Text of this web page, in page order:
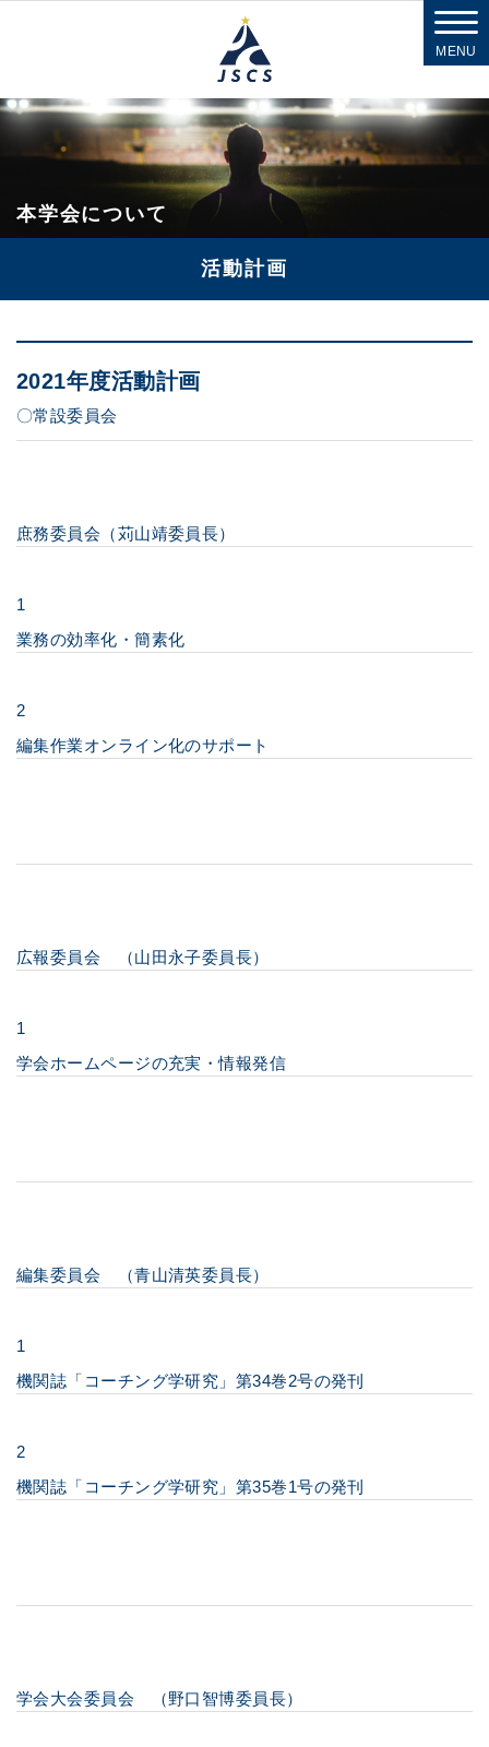
MENU
本学会について
活動計画
2021年度活動計画
〇常設委員会
庶務委員会（苅山靖委員長）
1
業務の効率化・簡素化
2
編集作業オンライン化のサポート
広報委員会 （山田永子委員長）
1
学会ホームページの充実・情報発信
編集委員会 （青山清英委員長）
1
機関誌「コーチング学研究」第34巻2号の発刊
2
機関誌「コーチング学研究」第35巻1号の発刊
学会大会委員会 （野口智博委員長）